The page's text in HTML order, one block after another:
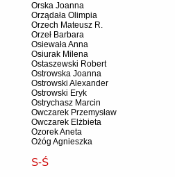
Orska Joanna
Orządała Olimpia
Orzech Mateusz R.
Orzeł Barbara
Osiewała Anna
Osiurak Milena
Ostaszewski Robert
Ostrowska Joanna
Ostrowski Alexander
Ostrowski Eryk
Ostrychasz Marcin
Owczarek Przemysław
Owczarek Elżbieta
Ozorek Aneta
Ożóg Agnieszka
S-Ś